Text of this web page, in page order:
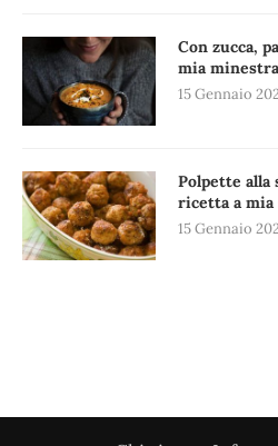
Con zucca,
mia
15 Gennaio
Polpette alla
ricetta a mia
15 Gennaio